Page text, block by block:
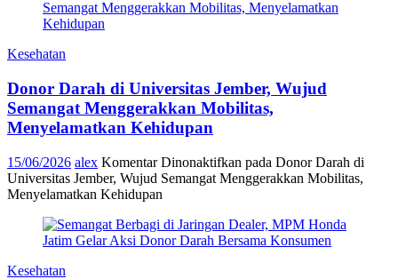
Kesehatan
Donor Darah di Universitas Jember, Wujud
Semangat Menggerakkan Mobilitas,
Menyelamatkan Kehidupan
15/06/2026 alex Komentar Dinonaktifkan pada Donor Darah di
Universitas Jember, Wujud Semangat Menggerakkan Mobilitas,
Menyelamatkan Kehidupan
Kesehatan